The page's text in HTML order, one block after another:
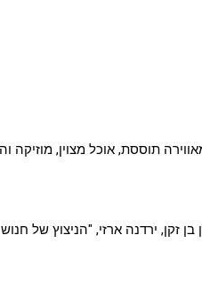
זקן, ירדנה ארזי, "הניצוץ של חנוש